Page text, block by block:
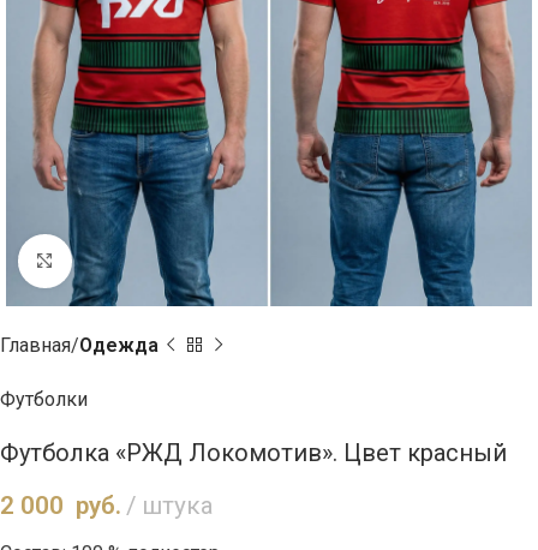
Нажмите, чтобы увеличить
Главная Одежда
Футболки
Футболка «РЖД Локомотив». Цвет красный
2 000 руб. штука